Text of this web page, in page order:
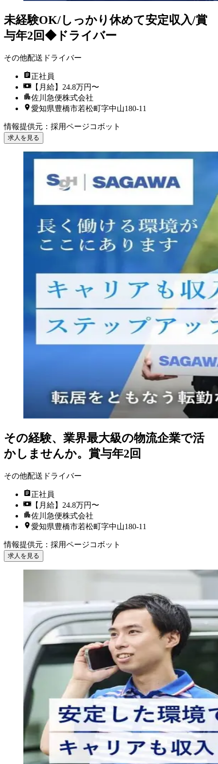
未経験OK/しっかり休めて安定収入/賞
与年2回◆ドライバー
その他配送ドライバー
正社員
【月給】24.8万円〜
佐川急便株式会社
愛知県豊橋市若松町字中山180-11
情報提供元 ： 採用ページコボット
求人を見る
その経験、業界最大級の物流企業で活
かしませんか。賞与年2回
その他配送ドライバー
正社員
【月給】24.8万円〜
佐川急便株式会社
愛知県豊橋市若松町字中山180-11
情報提供元 ： 採用ページコボット
求人を見る